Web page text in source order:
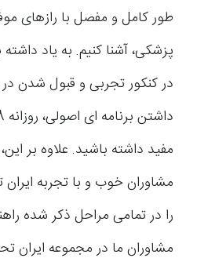
طور کامل و مفصل با رازهای
پزشکی، آشنا کنیم. به یاد
در کنکور تجربی و قبول شدن در
مفید داشته باشید. علاوه بر
مشاوران خوب و با تجربه
را در تمامی مراحل ذکر شده
مشاوران ما در مجموعه ایران